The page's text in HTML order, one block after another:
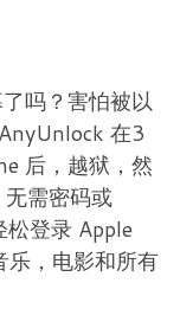
吗？害怕被以
在3
后，越狱，然
需密码或
登录 Apple
，电影和所有